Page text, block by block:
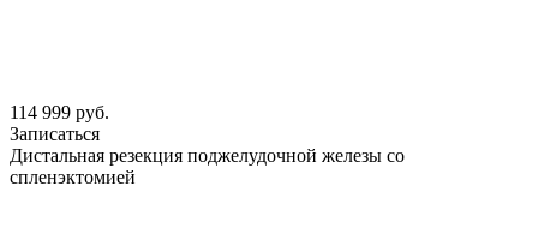
114 999 руб.
Записаться
Дистальная резекция поджелудочной железы со
спленэктомией